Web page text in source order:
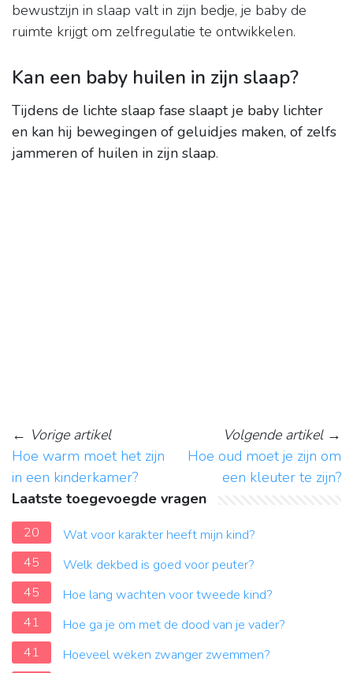
bewustzijn in slaap valt in zijn bedje, je baby de
ruimte krijgt om zelfregulatie te ontwikkelen.
Kan een baby huilen in zijn slaap?
Tijdens de lichte slaap fase slaapt je baby lichter
en kan hij bewegingen of geluidjes maken, of zelfs
jammeren of huilen in zijn slaap.
← Vorige artikel
Hoe warm moet het zijn
in een kinderkamer?
Volgende artikel→
Hoe oud moet je zijn om
een kleuter te zijn?
Laatste toegevoegde vragen
20
Wat voor karakter heeft mijn kind?
45
Welk dekbed is goed voor peuter?
45
Hoe lang wachten voor tweede kind?
41
Hoe ga je om met de dood van je vader?
41
Hoeveel weken zwanger zwemmen?